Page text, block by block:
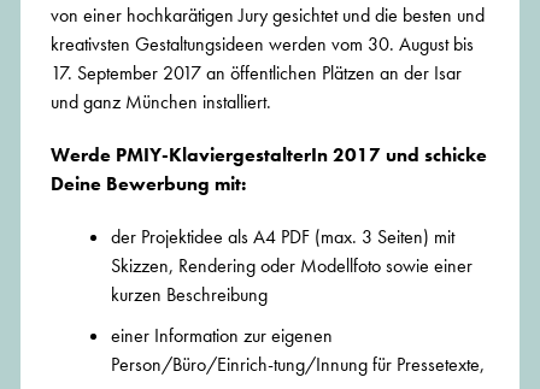
von einer hochkarätigen Jury gesichtet und die besten und
kreativsten Gestaltungsideen werden vom 30. August bis
17. September 2017 an öffentlichen Plätzen an der Isar
und ganz München installiert.
Werde PMIY-KlaviergestalterIn 2017 und schicke
Deine Bewerbung mit:
der Projektidee als A4 PDF (max. 3 Seiten) mit
Skizzen, Rendering oder Modellfoto sowie einer
kurzen Beschreibung
einer Information zur eigenen
Person/Büro/Einrich-tung/Innung für Pressetexte,